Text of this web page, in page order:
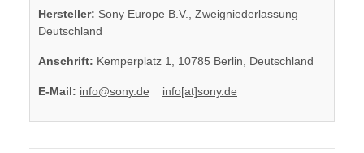
Hersteller: Sony Europe B.V., Zweigniederlassung
Deutschland
Anschrift: Kemperplatz 1, 10785 Berlin, Deutschland
E-Mail: info@sony.de info[at]sony.de